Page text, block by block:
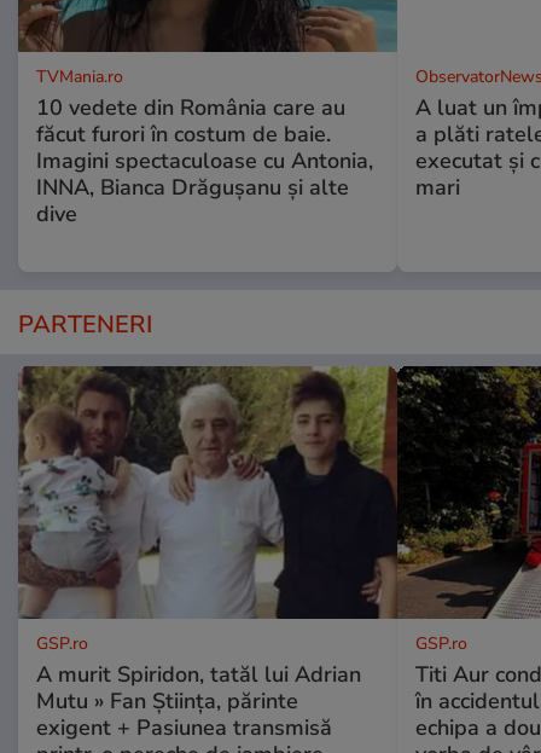
TVMania.ro
10 vedete din România care au
făcut furori în costum de baie.
Imagini spectaculoase cu Antonia,
INNA, Bianca Drăgușanu și alte
dive
A luat un
a plăti
executat şi
mari
PARTENERI
GSP.ro
A murit Spiridon, tatăl lui Adrian
Mutu » Fan Știința, părinte
exigent + Pasiunea transmisă
GSP.ro
Titi Aur
în
echipa a